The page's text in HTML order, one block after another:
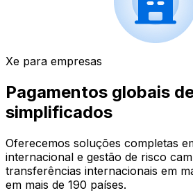
Xe para empresas
Pagamentos globais
simplificados
Oferecemos soluções completas
internacional e gestão de risco
transferências internacionais em
em mais de 190 países.